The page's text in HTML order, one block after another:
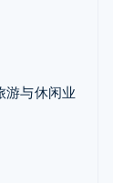
游与休闲业